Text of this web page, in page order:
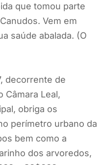
que tomou parte
Vem em
saúde abalada. (O
decorrente de
Câmara Leal,
obriga os
perímetro urbano da
bem como a
dos arvoredos,